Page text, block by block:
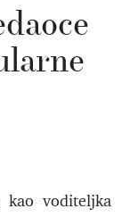
kao voditeljka